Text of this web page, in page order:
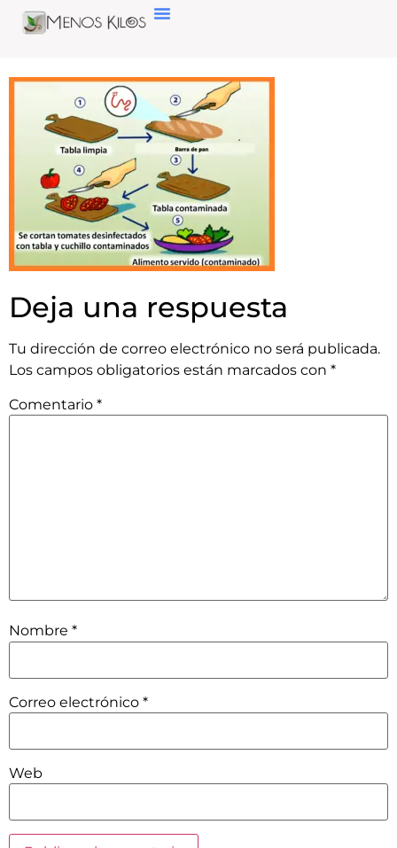
Deja una respuesta
Tu dirección de correo electrónico no será publicada.
Los campos obligatorios están marcados con *
Comentario *
Nombre *
Correo electrónico *
Web